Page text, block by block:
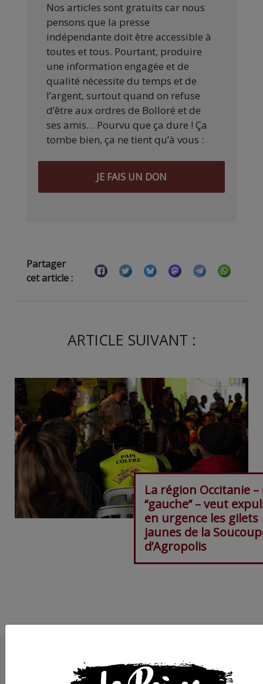
Nos articles sont gratuits car nous
pensons que la presse
indépendante doit être accessible à
toutes et tous. Pourtant, produire
une information engagée et de
qualité nécessite du temps et de
l’argent, surtout quand on refuse
d’être aux ordres de Bolloré et de
ses amis… Pourvu que ça dure ! Ça
tombe bien, ça ne tient qu’à vous :
JE FAIS UN DON
Partager
cet article :
ARTICLE SUIVANT :
La région Occitanie –
‘‘gauche’’ – veut
en urgence les gilets
jaunes de la
d’Agropolis